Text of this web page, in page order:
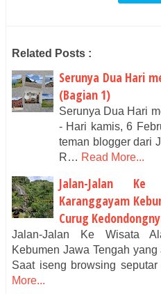
Related Posts :
Serunya Dua Hari
(Bagian 1)
Serunya Dua Hari
- Hari kamis, 6
teman blogger dari
R… Read More...
Jalan-Jalan
Karanggayam
Curug
Jalan-Jalan Ke Wisata
Kebumen Jawa Tengah
Saat iseng browsing
More...